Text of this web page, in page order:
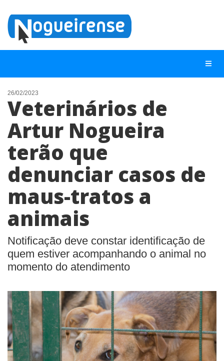
NOTÍCIAS
LISTA DIGITAL
TELEFONES ÚTEIS
CONTATO
ANUNCIE
26/02/2023
Veterinários de
Artur Nogueira
terão que
denunciar casos de
maus-tratos a
animais
Notificação deve constar identificação de
quem estiver acompanhando o animal no
momento do atendimento